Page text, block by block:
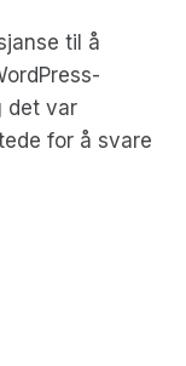
til å
det var
for å svare